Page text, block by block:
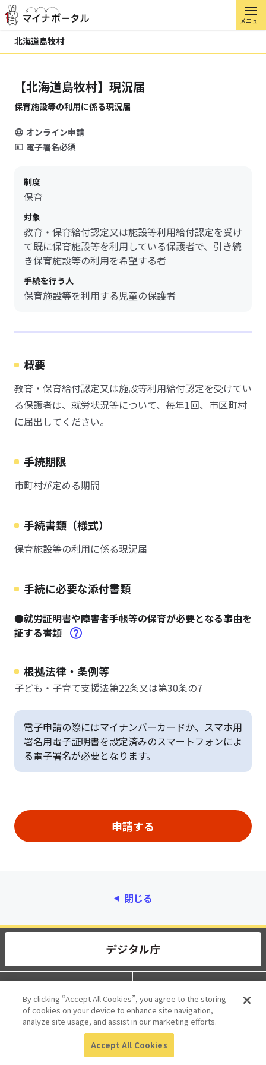
メニュー
北海道島牧村
【北海道島牧村】現況届
保育施設等の利用に係る現況届
オンライン申請
電子署名必須
制度
保育
対象
教育・保育給付認定又は施設等利用給付認定を受け
て既に保育施設等を利用している保護者で、引き続
き保育施設等の利用を希望する者
手続を行う人
保育施設等を利用する児童の保護者
概要
教育・保育給付認定又は施設等利用給付認定を受けてい
る保護者は、就労状況等について、毎年1回、市区町村
に届出してください。
手続期限
市町村が定める期間
手続書類（様式）
保育施設等の利用に係る現況届
手続に必要な添付書類
●就労証明書や障害者手帳等の保育が必要となる事由を
証する書類
根拠法律・条例等
子ども・子育て支援法第22条又は第30条の7
電子申請の際にはマイナンバーカードか、スマホ用
署名用電子証明書を設定済みのスマートフォンによ
る電子署名が必要となります。
閉じる
動作環境 個人情報保護
利用規約 アクセシビリティ
© 2017 Digital Agency, Government of Japan.
By clicking “Accept All Cookies”, you agree to the storing
of cookies on your device to enhance site navigation,
analyze site usage, and assist in our marketing efforts.
Accept All Cookies